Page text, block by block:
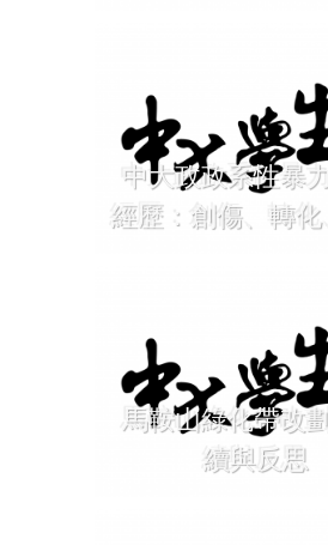
中大政政系性暴
經歷：創傷、轉
馬鞍山綠化帶改
續與反思